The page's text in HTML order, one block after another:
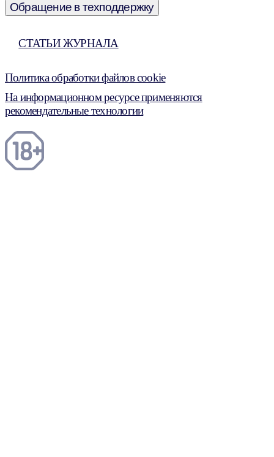
Обращение в техподдержку
СТАТЬИ ЖУРНАЛА
Политика обработки файлов cookie
На информационном ресурсе применяются
рекомендательные технологии